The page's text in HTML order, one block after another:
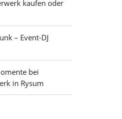
kaufen oder
– Event-DJ
bei
in Rysum